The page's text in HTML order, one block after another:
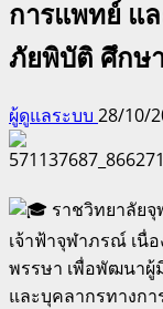
การแพทย์ แ
ภัยพิบัติ ศึกษ
ผู้ดูแลระบบ 28/10/
ราชวิทยาลัย
เจ้าฟ้าจุฬาภรณ์ เนื่
พรรษา เพื่อพัฒนาผู้
และบุคลากรทางก